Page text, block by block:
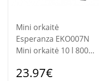
Mini orkaitė
Esperanza EKO007N
Mini orkaitė 10 l 800
23.97€